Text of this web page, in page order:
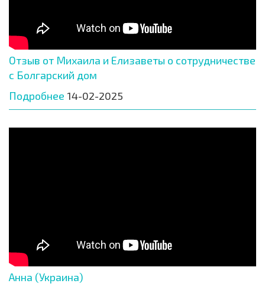
Отзыв от Михаила и Елизаветы о сотрудничестве
с Болгарский дом
Подробнее 14-02-2025
Анна (Украина)